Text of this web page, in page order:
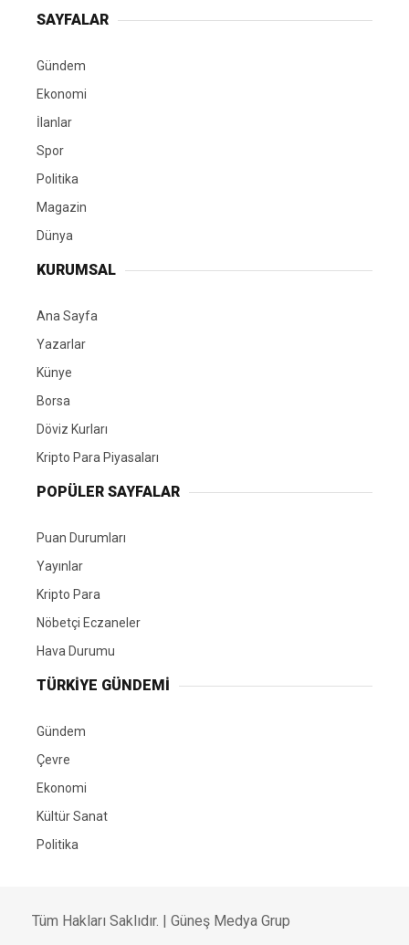
SAYFALAR
Gündem
Ekonomi
İlanlar
Spor
Politika
Magazin
Dünya
KURUMSAL
Ana Sayfa
Yazarlar
Künye
Borsa
Döviz Kurları
Kripto Para Piyasaları
POPÜLER SAYFALAR
Puan Durumları
Yayınlar
Kripto Para
Nöbetçi Eczaneler
Hava Durumu
TÜRKIYE GÜNDEMI
Gündem
Çevre
Ekonomi
Kültür Sanat
Politika
Tüm Hakları Saklıdır. | Güneş Medya Grup